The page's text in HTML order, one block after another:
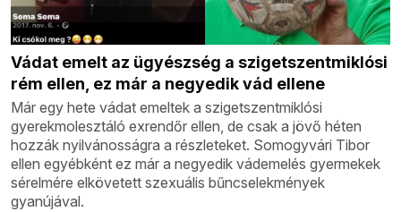
Vádat emelt az ügyészség a szigetszentmiklósi
rém ellen, ez már a negyedik vád ellene
Már egy hete vádat emeltek a szigetszentmiklósi
gyerekmolesztáló exrendőr ellen, de csak a jövő héten
hozzák nyilvánosságra a részleteket. Somogyvári Tibor
ellen egyébként ez már a negyedik vádemelés gyermekek
sérelmére elkövetett szexuális bűncselekmények
gyanújával.